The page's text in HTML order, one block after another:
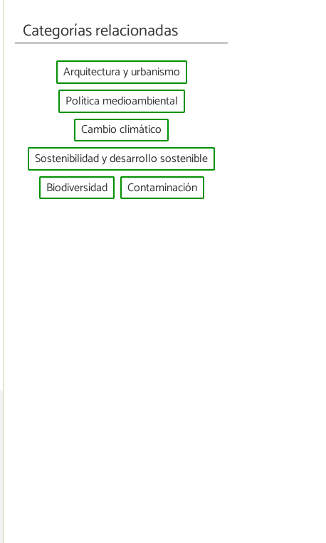
Categorías relacionadas
Arquitectura y urbanismo
Política medioambiental
Cambio climático
Sostenibilidad y desarrollo sostenible
Biodiversidad
Contaminación